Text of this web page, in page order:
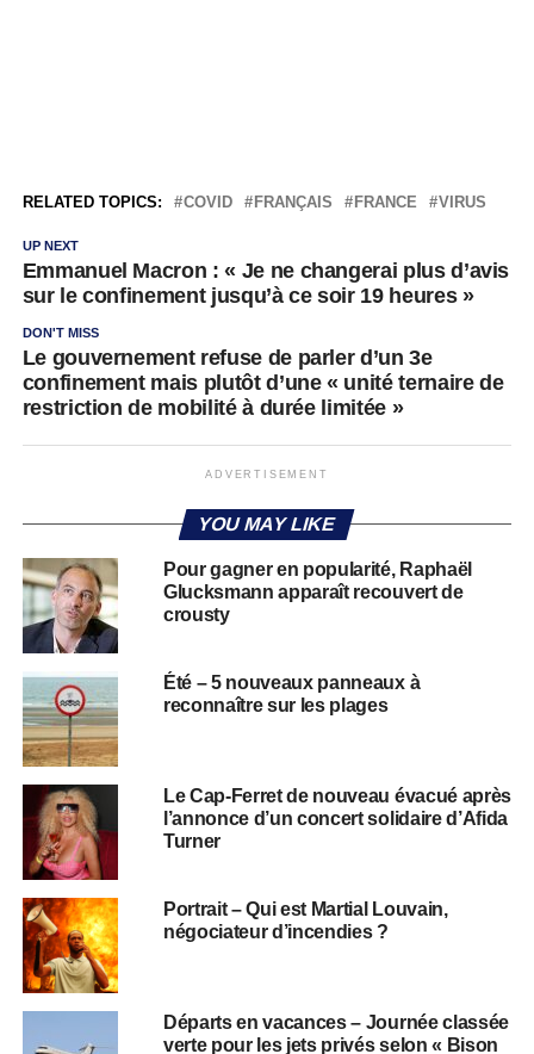
RELATED TOPICS: COVID FRANÇAIS FRANCE VIRUS
UP NEXT
Emmanuel Macron : « Je ne changerai plus d’avis
sur le confinement jusqu’à ce soir 19 heures »
DON'T MISS
Le gouvernement refuse de parler d’un 3e
confinement mais plutôt d’une « unité ternaire de
restriction de mobilité à durée limitée »
ADVERTISEMENT
YOU MAY LIKE
Pour gagner en popularité, Raphaël
Glucksmann apparaît recouvert de
crousty
Été – 5 nouveaux panneaux à
reconnaître sur les plages
Le Cap-Ferret de nouveau évacué après
l’annonce d’un concert solidaire d’Afida
Turner
Portrait – Qui est Martial Louvain,
négociateur d’incendies ?
Départs en vacances – Journée classée
verte pour les jets privés selon « Bison